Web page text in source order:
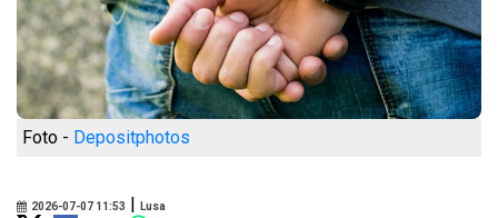
Foto - Depositphotos
2026-07-07 11:53 | Lusa